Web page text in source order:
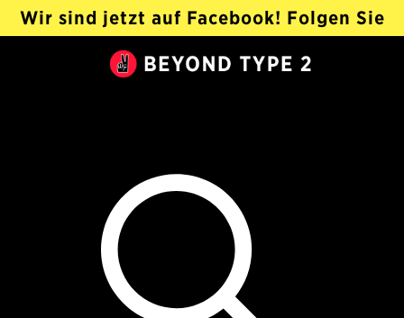
Wir sind jetzt auf Facebook! Folgen Sie
@Beyond Type 2 Auf Deutsch ›